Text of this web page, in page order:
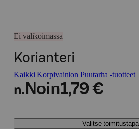
Ei valikoimassa
Korianteri
Kaikki Korpivainion Puutarha -tuotteet
n. Noin1,79 €
Valitse toimitustapa